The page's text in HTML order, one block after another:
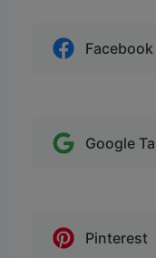
Facebook
Google Tag Manager
Pinterest